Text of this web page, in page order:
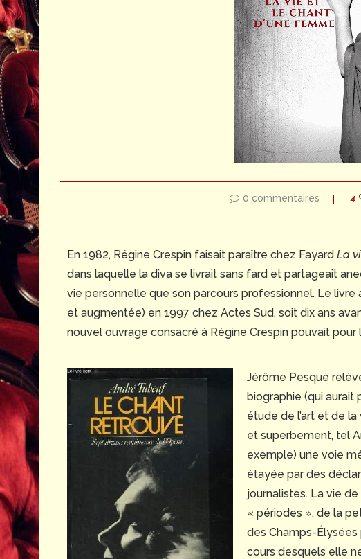
0 commentaires 4
En 1982, Régine Crespin faisait paraître chez Fayard La
dans laquelle la diva se livrait sans fard et partageait
vie personnelle que son parcours professionnel. Le livre
et augmentée) en 1997 chez Actes Sud, soit dix ans
nouvel ouvrage consacré à Régine Crespin pouvait pour
Jérôme Pesqué
biographie (qui aurait
étude de l’art et de la
et superbement, tel
exemple) une voie
étayée par des
journalistes. La vie
« périodes », de la
des Champs-Élysées
cours desquels elle